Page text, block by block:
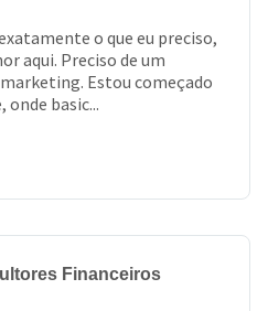
o que eu preciso,
aqui. Preciso de um
Estou começado
onde basic...
Financeiros